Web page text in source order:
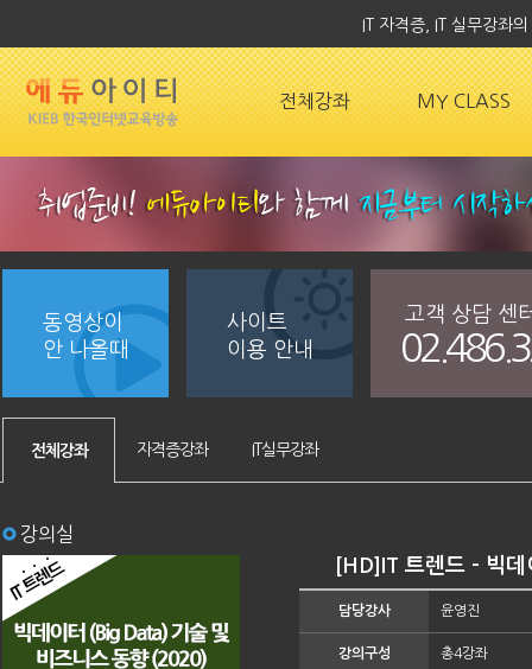
IT 자격증, IT 실무강좌
전체강좌 MY CLASS
동영상이
안 나올때
사이트
이용 안내
고객 상담 센
전체강좌 자격증강좌 IT실무강좌
강의실
[HD]IT 트렌드 - 빅
담당강사 윤영진
강의구성 총4강좌